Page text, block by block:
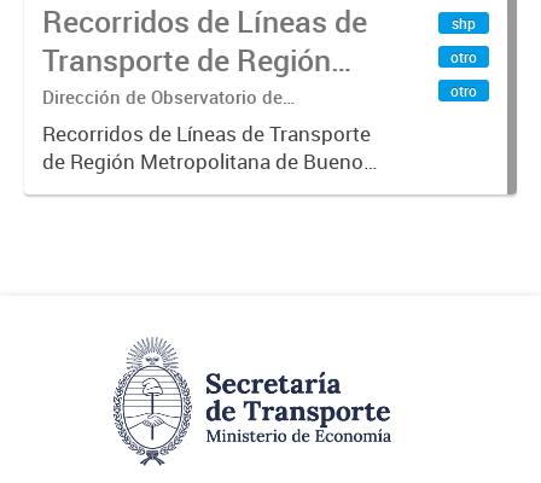
Recorridos de Líneas de
Transporte de Región
Metropolitana de
Buenos Aires (RMBA)
Dirección de Observatorio de
Transporte, Estudio y Sistemas
Recorridos de Líneas de Transporte
de Región Metropolitana de Buenos
Aires (RMBA).-
shp
otro
otro